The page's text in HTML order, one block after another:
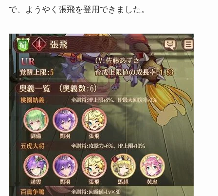
で、ようやく張飛を登用できました。